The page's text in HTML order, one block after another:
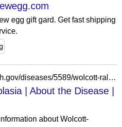
egg gift gard. Get fast shipping
https://rarediseases.info.nih.gov/diseases/5589/wolcott-rallison-dysplasia
| About the Disease |
about Wolcott-